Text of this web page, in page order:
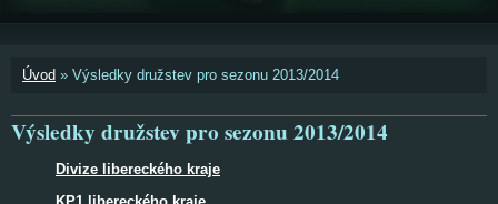
Úvod » Výsledky družstev pro sezonu 2013/2014
Výsledky družstev pro sezonu 2013/2014
Divize libereckého kraje